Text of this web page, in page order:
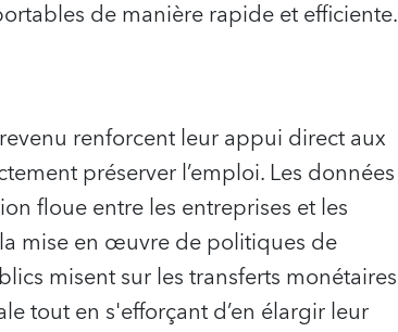
de manière rapide et efficiente.
renforcent leur appui direct aux
préserver l’emploi. Les données
floue entre les entreprises et les
mise en œuvre de politiques de
misent sur les transferts monétaires
tout en s'efforçant d’en élargir leur